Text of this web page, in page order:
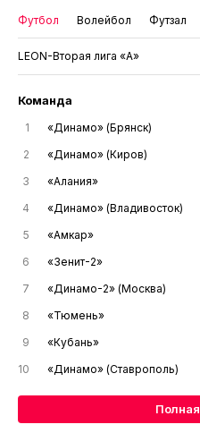
Футбол Волейбол Футзал
LEON-Вторая лига «А»
Команда
1 «Динамо» (Брянск)
2
«Динамо» (Киров)
3
«Алания»
4
«Динамо» (Владивосток)
5
«Амкар»
6
«Зенит-2»
7
«Динамо-2» (Москва)
8
«Тюмень»
9
«Кубань»
10
«Динамо» (Ставрополь)